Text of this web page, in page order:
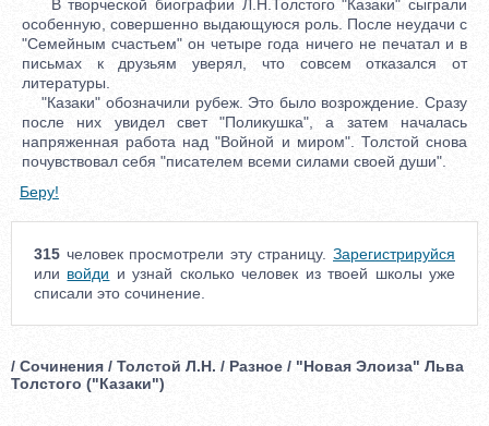
В творческой биографии Л.Н.Толстого "Казаки" сыграли
особенную, совершенно выдающуюся роль. После неудачи с
"Семейным счастьем" он четыре года ничего не печатал и в
письмах к друзьям уверял, что совсем отказался от
литературы.
"Казаки" обозначили рубеж. Это было возрождение. Сразу
после них увидел свет "Поликушка", а затем началась
напряженная работа над "Войной и миром". Толстой снова
почувствовал себя "писателем всеми силами своей души".
Беру!
315 человек просмотрели эту страницу. Зарегистрируйся
или войди и узнай сколько человек из твоей школы уже
списали это сочинение.
/ Сочинения / Толстой Л.Н. / Разное / "Новая Элоиза" Льва
Толстого ("Казаки")